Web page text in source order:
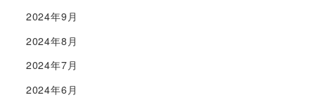
2024年9月
2024年8月
2024年7月
2024年6月